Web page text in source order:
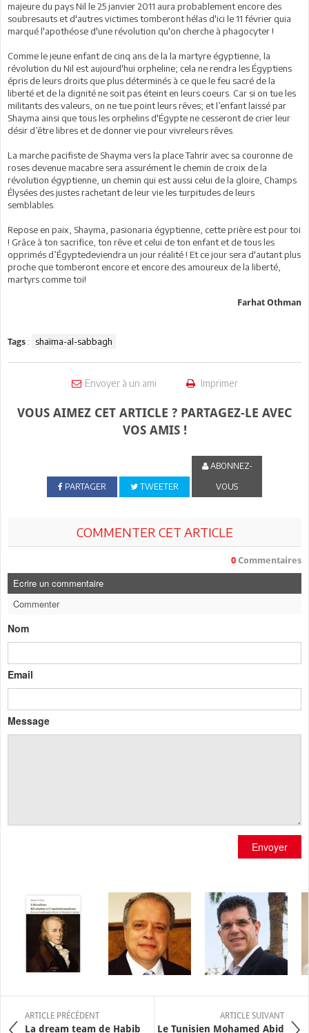
majeure du pays Nil le 25 janvier 2011 aura probablement encore des
soubresauts et d'autres victimes tomberont hélas d'ici le 11 février quia
marqué l'apothéose d'une révolution qu'on cherche à phagocyter !
Comme le jeune enfant de cinq ans de la la martyre égyptienne, la
révolution du Nil est aujourd'hui orpheline; cela ne rendra les Égyptiens
épris de leurs droits que plus déterminés à ce que le feu sacré de la
liberté et de la dignité ne soit pas éteint en leurs coeurs. Car si on tue les
militants des valeurs, on ne tue point leurs rêves; et l’enfant laissé par
Shayma ainsi que tous les orphelins d'Égypte ne cesseront de crier leur
désir d’être libres et de donner vie pour vivreleurs rêves.
La marche pacifiste de Shayma vers la place Tahrir avec sa couronne de
roses devenue macabre sera assurément le chemin de croix de la
révolution égyptienne, un chemin qui est aussi celui de la gloire, Champs
Élysées des justes rachetant de leur vie les turpitudes de leurs
semblables.
Repose en paix, Shayma, pasionaria égyptienne, cette prière est pour toi
! Grâce à ton sacrifice, ton rêve et celui de ton enfant et de tous les
opprimés d’Égyptedeviendra un jour réalité ! Et ce jour sera d'autant plus
proche que tomberont encore et encore des amoureux de la liberté,
martyrs comme toi!
Farhat Othman
Tags : shaïma-al-sabbagh
Envoyer à un ami Imprimer
VOUS AIMEZ CET ARTICLE ? PARTAGEZ-LE AVEC
VOS AMIS !
PARTAGER TWEETER
ABONNEZ-
VOUS
COMMENTER CET ARTICLE
0 Commentaires
Ecrire un commentaire
Commenter
Nom
Email
Message
Envoyer
ARTICLE PRÉCÉDENT
La dream team de Habib
ARTICLE SUIVANT
Le Tunisien Mohamed Abid